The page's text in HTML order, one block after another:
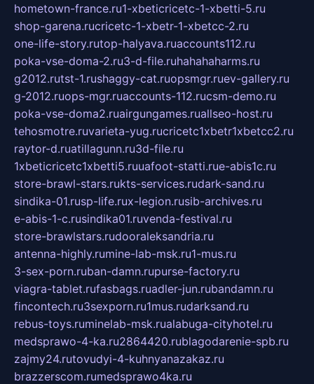
hometown-france.ru1-xbeticricetc-1-xbetti-5.ru
shop-garena.rucricetc-1-xbetr-1-xbetcc-2.ru
one-life-story.rutop-halyava.ruaccounts112.ru
poka-vse-doma-2.ru3-d-file.ruhahahaharms.ru
g2012.rutst-1.rushaggy-cat.ruopsmgr.ruev-gallery.ru
g-2012.ruops-mgr.ruaccounts-112.rucsm-demo.ru
poka-vse-doma2.ruairgungames.ruallseo-host.ru
tehosmotre.ruvarieta-yug.rucricetc1xbetr1xbetcc2.ru
raytor-d.ruatillagunn.ru3d-file.ru
1xbeticricetc1xbetti5.ruuafoot-statti.rue-abis1c.ru
store-brawl-stars.rukts-services.rudark-sand.ru
sindika-01.rusp-life.rux-legion.rusib-archives.ru
e-abis-1-c.rusindika01.ruvenda-festival.ru
store-brawlstars.rudooraleksandria.ru
antenna-highly.rumine-lab-msk.ru1-mus.ru
3-sex-porn.ruban-damn.rupurse-factory.ru
viagra-tablet.rufasbags.ruadler-jun.rubandamn.ru
fincontech.ru3sexporn.ru1mus.rudarksand.ru
rebus-toys.ruminelab-msk.rualabuga-cityhotel.ru
medsprawo-4-ka.ru2864420.rublagodarenie-spb.ru
zajmy24.rutovudyi-4-kuhnyanazakaz.ru
brazzerscom.rumedsprawo4ka.ru